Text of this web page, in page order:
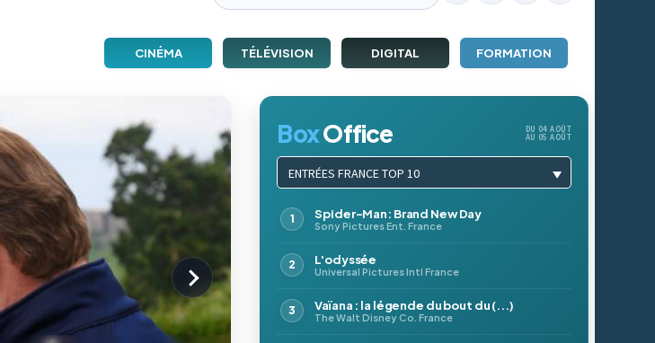
CINÉMA TÉLÉVISION DIGITAL FORMATION
BoxOffice
DU 04 AOÛT
AU 05 AOÛT
ENTRÉES FRANCE TOP 10
Spider-Man: Brand New Day
Sony Pictures Ent. France
L'odyssée
Universal Pictures Intl France
Vaïana : la légende du bout du (...)
The Walt Disney Co. France